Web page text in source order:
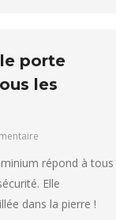
porte
les
répond à tous
Elle
dans la pierre !